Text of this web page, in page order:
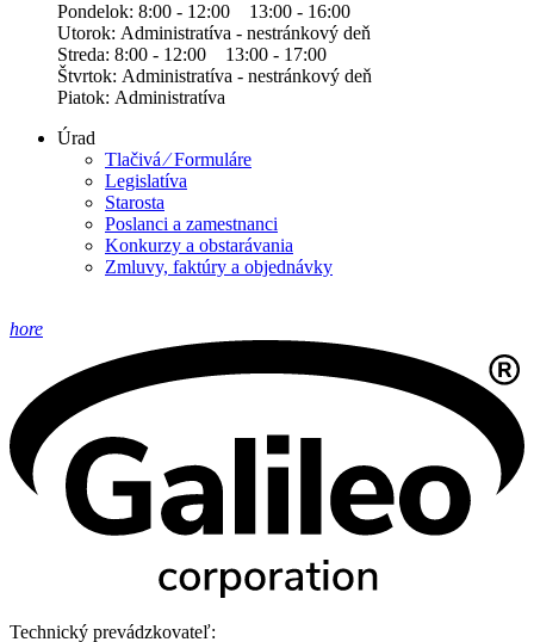
Pondelok: 8:00 - 12:00 13:00 - 16:00
Utorok: Administratíva - nestránkový deň
Streda: 8:00 - 12:00 13:00 - 17:00
Štvrtok: Administratíva - nestránkový deň
Piatok: Administratíva
Úrad
Tlačivá ⁄ Formuláre
Legislatíva
Starosta
Poslanci a zamestnanci
Konkurzy a obstarávania
Zmluvy, faktúry a objednávky
hore
Technický prevádzkovateľ: